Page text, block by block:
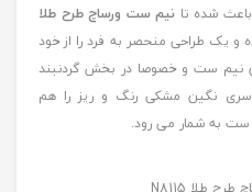
شده تا نیم ست ورساچ طرح طلا
و یک طراحی منحصر به فرد را از خود
نیم ست و خصوصا در بخش گردنبند
نگین مشکی رنگ و ریز را هم
ست به شمار می رود.